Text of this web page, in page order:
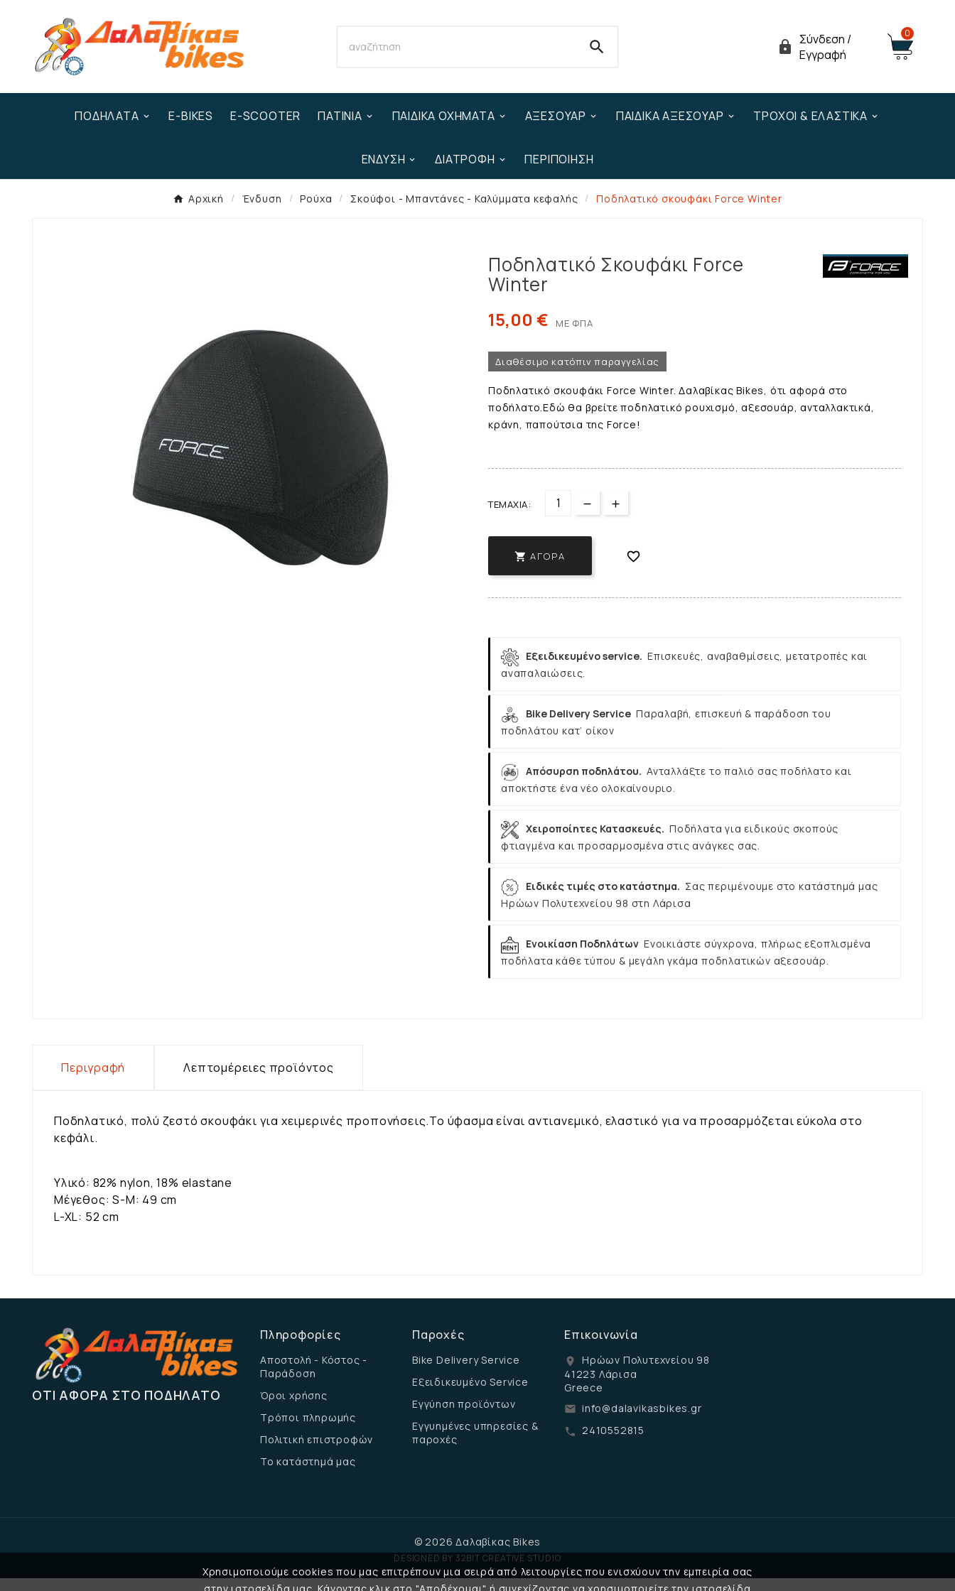
Χρησιμοποιούμε cookies που μας επιτρέπουν μια σειρά από λειτουργίες που ενισχύουν την εμπειρία σας
  Σύνδεση /
Εγγραφή
0
ΠΟΔΉΛΑΤΑ E-BIKES E-SCOOTER ΠΑΤΊΝΙΑ ΠΑΙΔΙΚΆ ΟΧΉΜΑΤΑ ΑΞΕΣΟΥΆΡ ΠΑΙΔΙΚΆ ΑΞΕΣΟΥΆΡ ΤΡΟΧΟΊ & ΕΛΑΣΤΙΚΆ
ΈΝΔΥΣΗ ΔΙΑΤΡΟΦΉ ΠΕΡΙΠΟΊΗΣΗ
Αρχική Ένδυση Ρούχα Σκούφοι - Μπαντάνες - Καλύμματα κεφαλής Ποδηλατικό σκουφάκι Force Winter
Ποδηλατικό Σκουφάκι Force
Winter
15,00 € ΜΕ ΦΠΑ
Διαθέσιμο κατόπιν παραγγελίας
Ποδηλατικό σκουφάκι Force Winter. Δαλαβίκας Bikes, ότι αφορά στο
ποδήλατο.Εδώ θα βρείτε ποδηλατικό ρουχισμό, αξεσουάρ, ανταλλακτικά,
κράνη, παπούτσια της Force!
ΤΕΜΆΧΙΑ:
 ΑΓΟΡΆ 
Εξειδικευμένο service. Επισκευές, αναβαθμίσεις, μετατροπές και
αναπαλαιώσεις.
Bike Delivery Service Παραλαβή, επισκευή & παράδοση του
ποδηλάτου κατ’ οίκον
Απόσυρση ποδηλάτου. Ανταλλάξτε το παλιό σας ποδήλατο και
αποκτήστε ένα νέο ολοκαίνουριο.
Χειροποίητες Κατασκευές. Ποδήλατα για ειδικούς σκοπούς
φτιαγμένα και προσαρμοσμένα στις ανάγκες σας.
Ειδικές τιμές στο κατάστημα. Σας περιμένουμε στο κατάστημά μας
Ηρώων Πολυτεχνείου 98 στη Λάρισα
Ενοικίαση Ποδηλάτων Ενοικιάστε σύγχρονα, πλήρως εξοπλισμένα
ποδήλατα κάθε τύπου & μεγάλη γκάμα ποδηλατικών αξεσουάρ.
Περιγραφή Λεπτομέρειες προϊόντος
Ποδηλατικό, πολύ ζεστό σκουφάκι για χειμερινές προπονήσεις.Το ύφασμα είναι αντιανεμικό, ελαστικό για να προσαρμόζεται εύκολα στο
κεφάλι.
Υλικό: 82% nylon, 18% elastane
Μέγεθος: S-M: 49 cm
L-XL: 52 cm
ΌΤΙ ΑΦΟΡΆ ΣΤΟ ΠΟΔΉΛΑΤΟ
Πληροφορίες
Αποστολή - Κόστος -
Παράδοση
Όροι χρήσης
Τρόποι πληρωμής
Πολιτική επιστροφών
Το κατάστημά μας
Παροχές
Bike Delivery Service
Εξειδικευμένο Service
Εγγύηση προϊόντων
Εγγυημένες υπηρεσίες &
παροχές
Επικοινωνία
location_on
Ηρώων Πολυτεχνείου 98
41223 Λάρισα
Greece
email info@dalavikasbikes.gr
call 2410552815
© 2026 Δαλαβίκας Bikes
DESIGNED BY 32BIT CREATIVE STUDIO